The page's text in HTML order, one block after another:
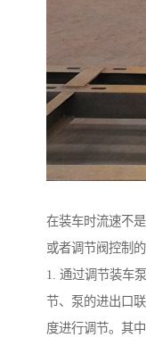
在装车时流速不
或者调节阀控制
1. 通过调节装车
节、泵的进出口
度进行调节。其